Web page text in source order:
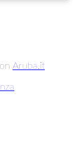
Aruba.it